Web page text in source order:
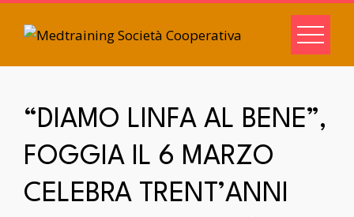
“DIAMO LINFA AL BENE”,
FOGGIA IL 6 MARZO
CELEBRA TRENT’ANNI